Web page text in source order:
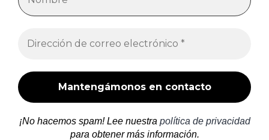
¡No hacemos spam! Lee nuestra política de privacidad
para obtener más información.